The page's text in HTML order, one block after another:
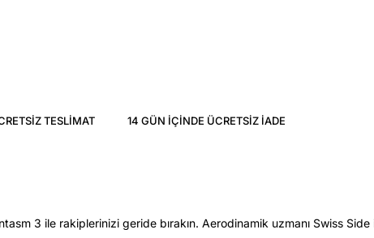
TESLIMAT 14 GÜN IÇINDE ÜCRETSIZ IADE
3 ile rakiplerinizi geride bırakın. Aerodinamik uzmanı Swiss